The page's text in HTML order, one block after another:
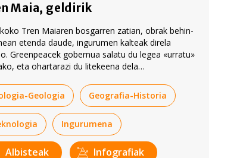
Maia, geldirik
Tren Maiaren bosgarren zatian, obrak behin-
etenda daude, ingurumen kalteak direla
Greenpeacek gobernua salatu du legea «urratu»
eta ohartarazi du litekeena dela
Geologia
Geografia-Historia
Ingurumena
Albisteak Infografiak